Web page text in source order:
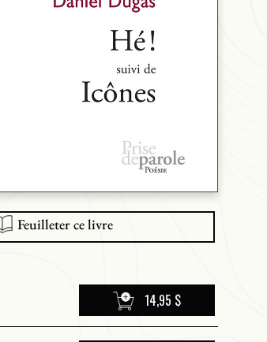
Feuilleter ce livre
14,95 $